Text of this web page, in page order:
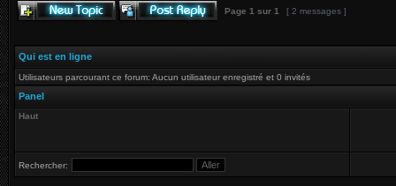
Page 1 sur 1 [ 2 messages ]
Qui est en ligne
Utilisateurs parcourant ce forum: Aucun utilisateur enregistré et 0 invités
Panel
Haut
Rechercher: